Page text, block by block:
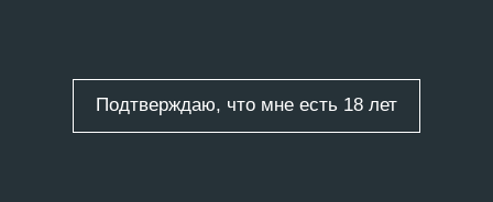
Подтверждаю, что мне есть 18 лет